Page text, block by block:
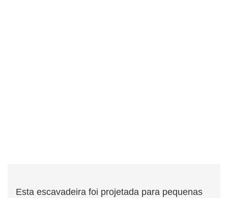
Esta escavadeira foi projetada para pequenas